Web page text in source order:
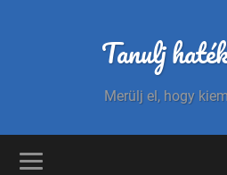
Tanulj
Merülj el, hogy